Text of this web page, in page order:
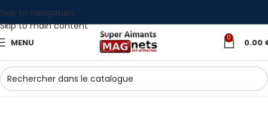
Skip to navigation
Skip to main content
MENU 0 0.00